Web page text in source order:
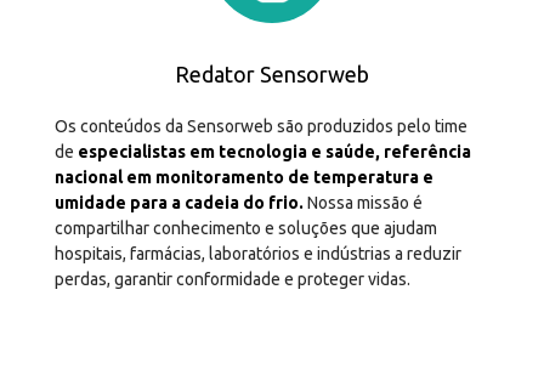
Redator Sensorweb
Os conteúdos da Sensorweb são produzidos pelo time
de especialistas em tecnologia e saúde, referência
nacional em monitoramento de temperatura e
umidade para a cadeia do frio. Nossa missão é
compartilhar conhecimento e soluções que ajudam
hospitais, farmácias, laboratórios e indústrias a reduzir
perdas, garantir conformidade e proteger vidas.